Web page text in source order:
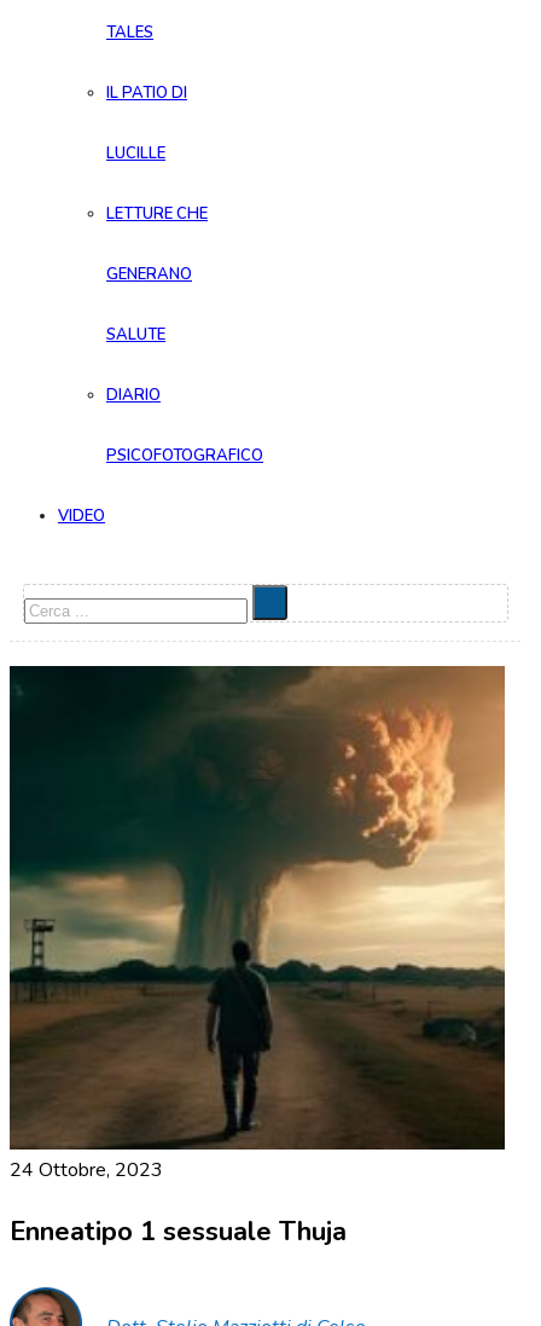
TALES
IL PATIO DI
LUCILLE
LETTURE CHE
GENERANO
SALUTE
DIARIO
PSICOFOTOGRAFICO
VIDEO
Cerca
24 Ottobre, 2023
Enneatipo 1 sessuale Thuja